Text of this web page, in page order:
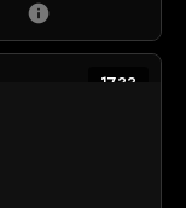
info
1733